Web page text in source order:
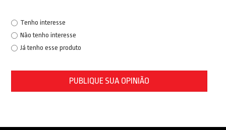
Tenho interesse
Não tenho interesse
Já tenho esse produto
PUBLIQUE SUA OPINIÃO